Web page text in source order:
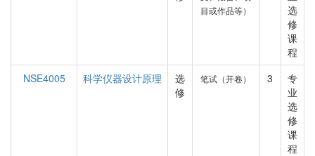
目或作品等）
选
修
课
程
NSE4005
科学仪器设计原理
选
修
笔试（开卷） 3
专
业
选
修
课
程